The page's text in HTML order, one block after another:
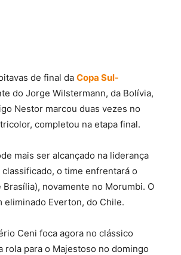
de final da Copa Sul-
do Jorge Wilstermann, da Bolívia,
Nestor marcou duas vezes no
completou na etapa final.
mais ser alcançado na liderança
o time enfrentará o
novamente no Morumbi. O
eliminado Everton, do Chile.
Ceni foca agora no clássico
rola para o Majestoso no domingo